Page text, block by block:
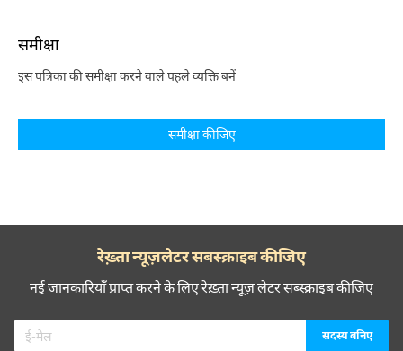
समीक्षा
इस पत्रिका की समीक्षा करने वाले पहले व्यक्ति बनें
समीक्षा कीजिए
रेख़्ता न्यूज़लेटर सबस्क्राइब कीजिए
नई जानकारियाँ प्राप्त करने के लिए रेख़्ता न्यूज़ लेटर सब्स्क्राइब कीजिए